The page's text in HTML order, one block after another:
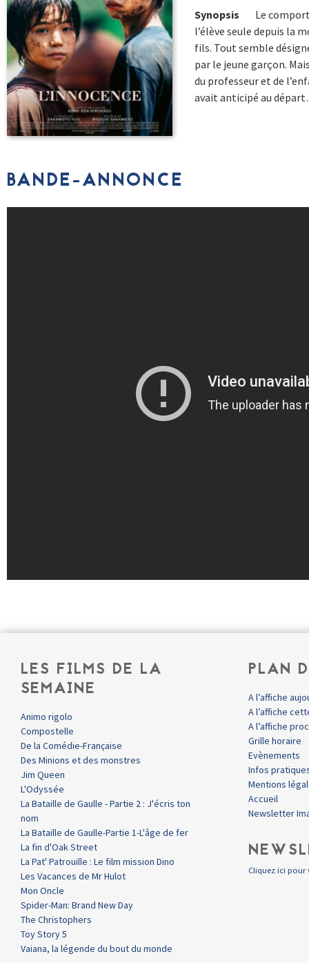
Synopsis
Le
l’élève seule depuis la
fils. Tout semble
par le jeune garçon.
du professeur et de
avait anticipé au
BANDE-ANNONCE
LES FILMS DE LA
SEMAINE
Animo rigolo
Compostelle
De la Comédie-Française
Des Minions et des monstres
Jim Queen
L'Odyssée
La Bataille de Gaulle - Partie 2 : J'écris ton
nom
La Bataille de Gaulle-Partie 1-L'âge de fer
La fin d'Oak Street
La Pat' Patrouille : Le film mission Dino
Les Vacances de Mr Hulot
Mon Oncle
Spider-Man: Brand New Day
The Christophers
Toy Story 5
Vaiana, la légende du bout du monde
PLAN
A l’affiche
A l’affiche
A l’affiche
Grille horaire
Evènements
Infos
Mentions
Accueil
Newsletter
Cliquez ici pour